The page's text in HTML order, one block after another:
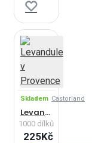
Skladem Castorland
Levandule v Provence
1000 dílků
225Kč